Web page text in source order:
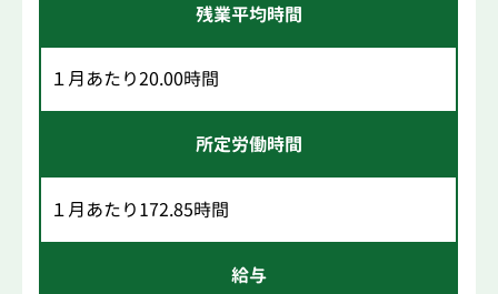
残業平均時間
１月あたり20.00時間
所定労働時間
１月あたり172.85時間
給与